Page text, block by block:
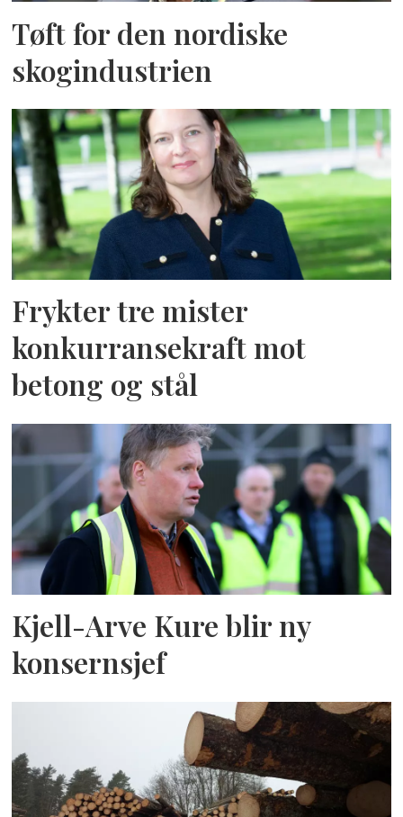
Tøft for den nordiske
skogindustrien
Frykter tre mister
konkurransekraft mot
betong og stål
Kjell-Arve Kure blir ny
konsernsjef